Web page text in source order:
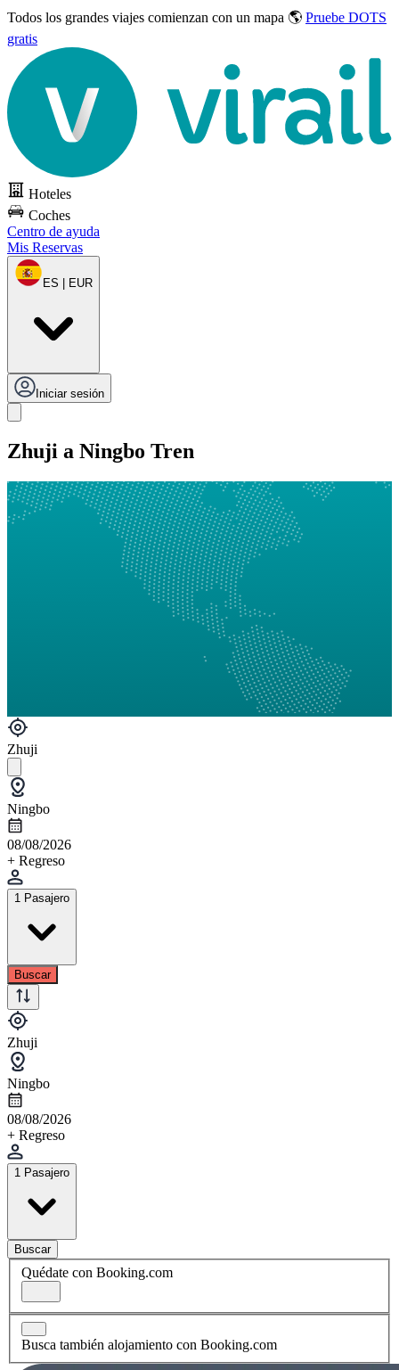
Todos los grandes viajes comienzan con un mapa 🌎 Pruebe DOTS
gratis
Hoteles
Coches
Centro de ayuda
Mis Reservas
ES | EUR
Iniciar sesión
Zhuji a Ningbo Tren
Zhuji
Ningbo
08/08/2026
+ Regreso
1 Pasajero
Buscar
Zhuji
Ningbo
08/08/2026
+ Regreso
1 Pasajero
Buscar
Quédate con Booking.com
Busca también alojamiento con Booking.com